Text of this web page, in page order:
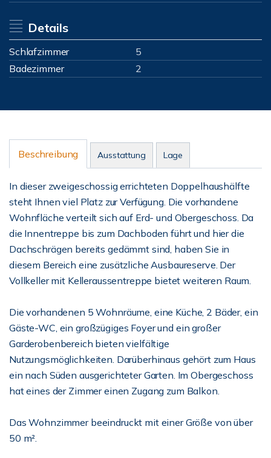
Details
Schlafzimmer
5
Badezimmer
2
Beschreibung Ausstattung Lage
In dieser zweigeschossig errichteten Doppelhaushälfte
steht Ihnen viel Platz zur Verfügung. Die vorhandene
Wohnfläche verteilt sich auf Erd- und Obergeschoss. Da
die Innentreppe bis zum Dachboden führt und hier die
Dachschrägen bereits gedämmt sind, haben Sie in
diesem Bereich eine zusätzliche Ausbaureserve. Der
Vollkeller mit Kelleraussentreppe bietet weiteren Raum.
Die vorhandenen 5 Wohnräume, eine Küche, 2 Bäder, ein
Gäste-WC, ein großzügiges Foyer und ein großer
Garderobenbereich bieten vielfältige
Nutzungsmöglichkeiten. Darüberhinaus gehört zum Haus
ein nach Süden ausgerichteter Garten. Im Obergeschoss
hat eines der Zimmer einen Zugang zum Balkon.
Das Wohnzimmer beeindruckt mit einer Größe von über
50 m².